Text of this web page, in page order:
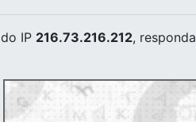
do IP 216.73.216.212,